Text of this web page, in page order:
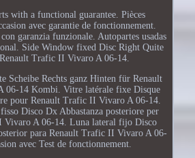
with a functional guarantee. Pièces
avec garantie de fonctionnement.
garanzia funzionale. Autopartes usadas
Side Window fixed Disc Right Quite
Trafic II Vivaro A 06-14.
Scheibe Rechts ganz Hinten für Renault
06-14 Kombi. Vitre latérale fixe Disque
pour Renault Trafic II Vivaro A 06-14.
Disco Dx Abbastanza posteriore per
Vivaro A 06-14. Luna lateral fijo Disco
para Renault Trafic II Vivaro A 06-
avec Test de fonctionnement.